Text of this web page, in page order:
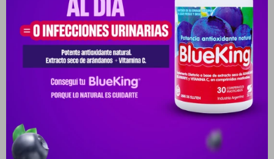
DONTONAL 600 MG. CJ X
30 CAPSULAS
TORVA 10 MG. CJ X 30